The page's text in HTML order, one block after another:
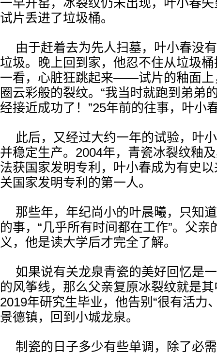
一早开窑，冰裂纹仍未出现，叶小春
试片丢进了垃圾桶。
由于赶着去为先人扫墓，叶小春没
垃圾。晚上回到家，他忍不住从垃圾
一看，心脏狂跳起来——试片的釉面上
圈云彩般的裂纹。“我当时就跑到弟弟
经接近成功了！”25年前的往事，叶小
此后，又经过大约一年的试验，叶
并稳定生产。2004年，青瓷冰裂纹釉
法获国家发明专利，叶小春成为有史
关国家发明专利的第一人。
那些年，年纪尚小的叶晨曦，只知
的事，“几乎所有时间都在工作”。父亲
义，他是读大学后才完全了解。
如果说有关龙泉青瓷的美好回忆是
的风筝线，那么父亲复原冰裂纹就是
2019年研究生毕业，他告别“很有活力
景德镇，回到小城龙泉。
制瓷的日子多少有些单调，除了必